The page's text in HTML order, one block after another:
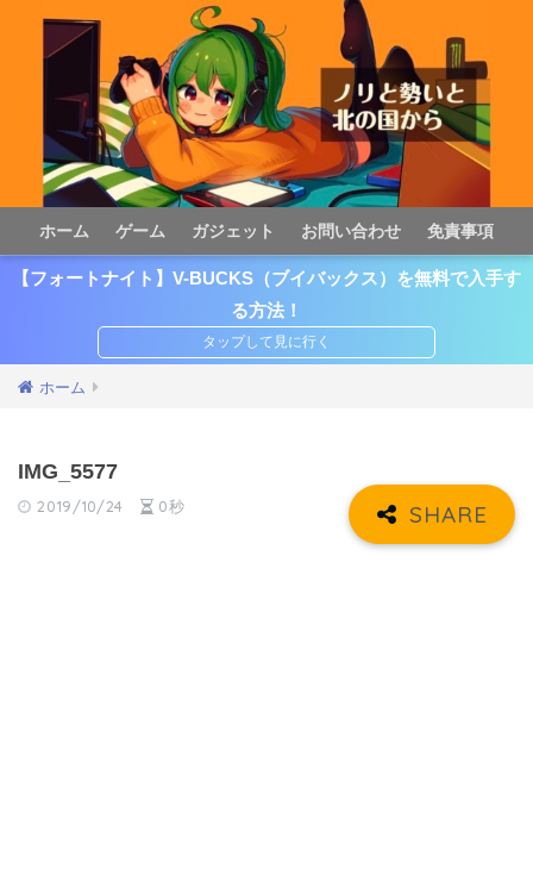
ホーム ゲーム ガジェット お問い合わせ 免責事項
【フォートナイト】V-BUCKS（ブイバックス）を無料で入手す
る方法！
ホーム
IMG_5577
2019/10/24 0秒